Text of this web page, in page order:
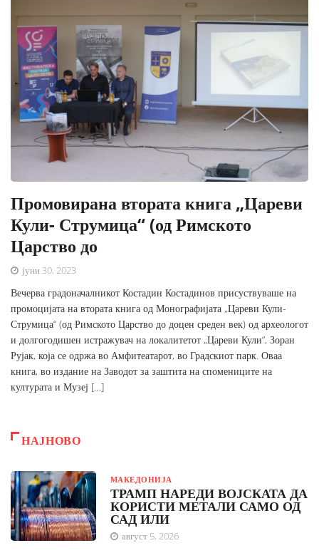
Промовирана втората книга „Цареви
Кули- Струмица“ (од Римското
Царство до
јуни 30, 2023
Вечерва градоначалникот Костадин Костадинов присуствуваше на
промоцијата на втората книга од Монографијата „Цареви Кули-
Струмица“ (од Римското Царство до доцен среден век) од археологот
и долгогодишен истражувач на локалитетот „Цареви Кули“, Зоран
Рујак, која се одржа во Амфитеатарот, во Градскиот парк. Оваа
книга, во издание на Заводот за заштита на спомениците на
културата и Музеј […]
НАЈНОВО
МАКЕДОНИЈА
ТРАМП НАРЕДИ ВОЈСКАТА ДА
КОРИСТИ МЕТАЛИ САМО ОД
САД ИЛИ
август 5, 2026